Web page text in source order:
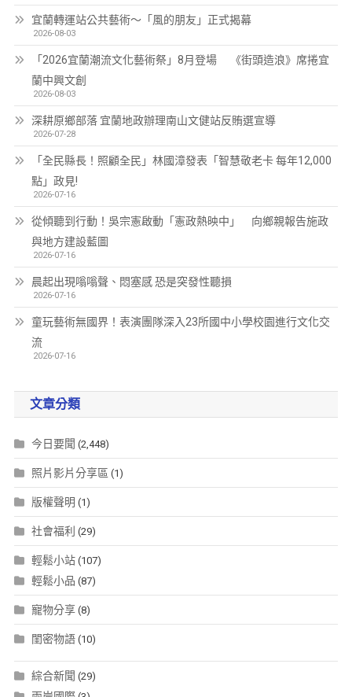
宜蘭轉運站公共藝術～「風的朋友」正式揭幕
2026-08-03
「2026宜蘭潮流文化藝術祭」8月登場 《街頭造浪》席捲宜
蘭中興文創
2026-08-03
深耕原鄉部落 宜蘭地政辦理南山文健站反賄選宣導
2026-07-28
「全民縣長！照顧全民」林國漳發表「智慧敬老卡 每年12,000
點」政見!
2026-07-16
從傾聽到行動！吳宗憲啟動「憲政熱映中」 向鄉親報告施政
與地方建設藍圖
2026-07-16
晨起出現嗡嗡聲、悶塞感 恐是突發性聽損
2026-07-16
童玩藝術無國界！表演團隊深入23所國中小學校園進行文化交
流
2026-07-16
文章分類
今日要聞 (2,448)
照片影片分享區 (1)
版權聲明 (1)
社會福利 (29)
輕鬆小站(107)
輕鬆小品 (87)
寵物分享(8)
閨密物語(10)
綜合新聞 (29)